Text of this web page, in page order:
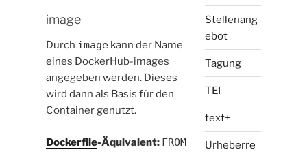
image
Durch image kann der Name
eines DockerHub-images
angegeben werden. Dieses
wird dann als Basis für den
Container genutzt.
Dockerfile-Äquivalent: FROM
Stellenang
ebot
Tagung
TEI
text+
Urheberre